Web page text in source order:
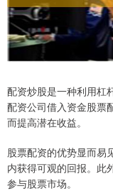
配资炒股是一种利用杠
配资公司借入资金股票
而提高潜在收益。
股票配资的优势显而易
内获得可观的回报。此
参与股票市场。